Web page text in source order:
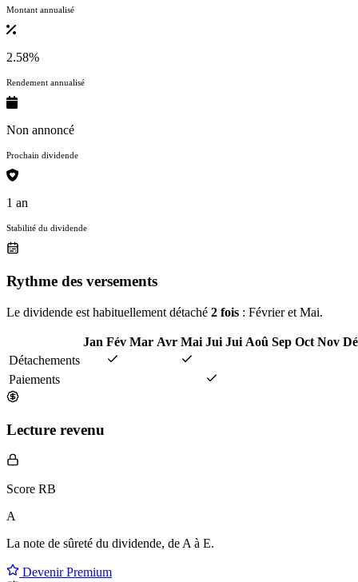
Montant annualisé
2.58%
Rendement annualisé
Non annoncé
Prochain dividende
1 an
Stabilité du dividende
Rythme des versements
Le dividende est habituellement détaché 2 fois : Février et Mai.
Jan Fév Mar Avr Mai Jui Jui Aoû Sep Oct Nov
Détachements
Paiements
Lecture revenu
Score RB
A
La note de sûreté du dividende, de A à E.
Devenir Premium